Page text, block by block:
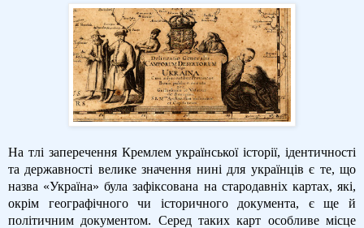
На тлі заперечення Кремлем української історії, ідентичності
та державності велике значення нині для українців є те, що
назва «Україна» була зафіксована на стародавніх картах, які,
окрім географічного чи історичного документа, є ще й
політичним документом. Серед таких карт особливе місце